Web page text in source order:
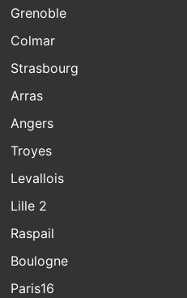
Grenoble
Colmar
Strasbourg
Arras
Angers
Troyes
Levallois
Lille 2
Raspail
Boulogne
Paris16